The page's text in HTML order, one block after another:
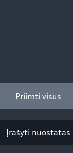
tron“
Matmenys
Priimti visus
Įrašyti nuostatas